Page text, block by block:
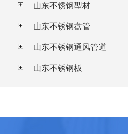
山东不锈钢型材
山东不锈钢盘管
山东不锈钢通风管道
山东不锈钢板